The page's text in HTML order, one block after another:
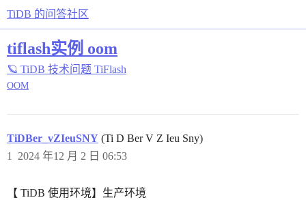
TiDB 的问答社区
tiflash实例 oom
🪐 TiDB 技术问题 TiFlash
OOM
TiDBer_vZIeuSNY (Ti D Ber V Z Ieu Sny)
2024 年12 月 2 日 06:53
1
【 TiDB 使用环境】生产环境